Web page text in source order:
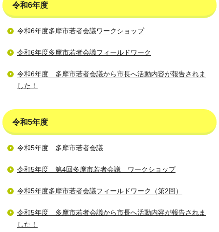
令和6年度
令和6年度多摩市若者会議ワークショップ
令和6年度多摩市若者会議フィールドワーク
令和6年度 多摩市若者会議から市長へ活動内容が報告されま
した！
令和5年度
令和5年度 多摩市若者会議
令和5年度 第4回多摩市若者会議 ワークショップ
令和5年度多摩市若者会議フィールドワーク（第2回）
令和5年度 多摩市若者会議から市長へ活動内容が報告されま
した！